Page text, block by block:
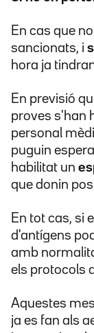
En cas que
sancionats, i
hora ja
En previsió
proves s'han
personal
puguin
habilitat un
que donin
En tot cas, si
d'antígens
amb
els protocols
Aquestes
ja es fan als